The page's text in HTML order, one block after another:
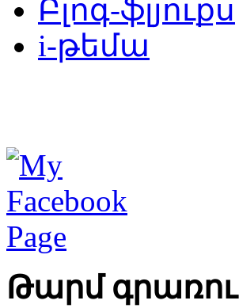
Բլոգ-ֆլյուքս
i-թեմա
Թարմ